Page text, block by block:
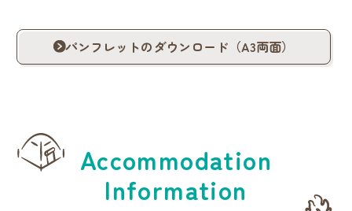
パンフレットのダウンロード（A3両面）
Accommodation
Information